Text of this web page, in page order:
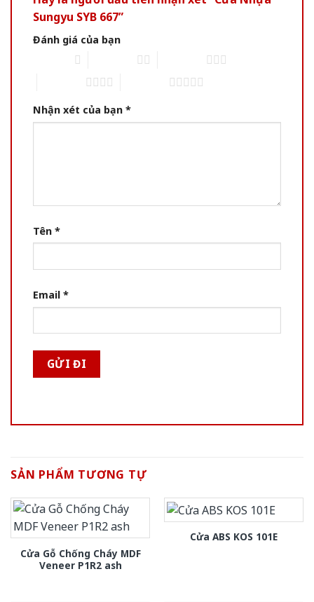
Sungyu SYB 667”
Đánh giá của bạn
Nhận xét của bạn *
Tên *
Email *
SẢN PHẨM TƯƠNG TỰ
Cửa Gỗ Chống Cháy MDF
Veneer P1R2 ash
Cửa ABS KOS 101E